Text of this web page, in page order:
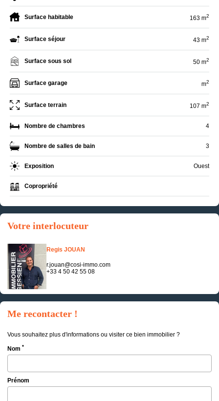
Surface habitable 163 m2
Surface séjour 43 m2
Surface sous sol 50 m2
Surface garage m2
Surface terrain 107 m2
Nombre de chambres 4
Nombre de salles de bain 3
Exposition Ouest
Copropriété
Votre interlocuteur
Regis JOUAN
r.jouan@cosi-immo.com
+33 4 50 42 55 08
Me recontacter !
Vous souhaitez plus d'informations ou visiter ce bien immobilier ?
Nom *
Prénom